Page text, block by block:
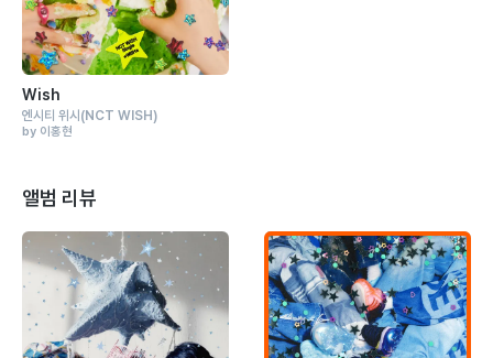
Wish
엔시티 위시 (NCT WISH)
by 이홍현
앨범 리뷰